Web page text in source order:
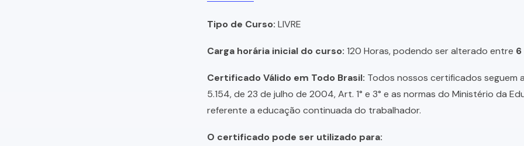
Tipo de Curso: LIVRE
Carga horária inicial do curso: 120 Horas, podendo ser alterado entre 6
Certificado Válido em Todo Brasil: Todos nossos certificados seguem
5.154, de 23 de julho de 2004, Art. 1° e 3° e as normas do Ministério da
referente a educação continuada do trabalhador.
O certificado pode ser utilizado para: